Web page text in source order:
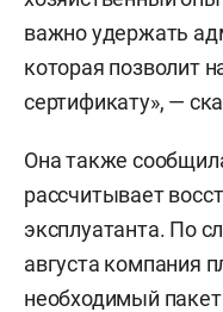
важно удержать
которая позволит
сертификату», —
Она также
рассчитывает
эксплуатанта. По
августа компания
необходимый